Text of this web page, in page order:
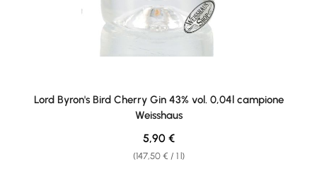
Lord Byron's Bird Cherry Gin 43% vol. 0,04l campione
Weisshaus
(147,50 € / 1 l)
Regular price:
5,90 €